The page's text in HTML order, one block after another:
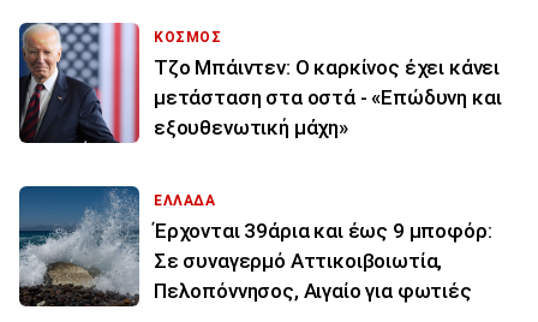
ΚΟΣΜΟΣ
Τζο Μπάιντεν: Ο καρκίνος έχει κάνει
μετάσταση στα οστά - «Επώδυνη και
εξουθενωτική μάχη»
ΕΛΛΑΔΑ
Έρχονται 39άρια και έως 9 μποφόρ:
Σε συναγερμό Αττικοιβοιωτία,
Πελοπόννησος, Αιγαίο για φωτιές